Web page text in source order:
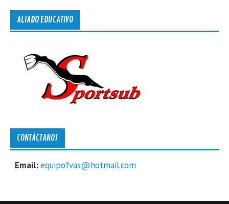
ALIADO EDUCATIVO
CONTÁCTANOS
Email:equipofvas@hotmail.com